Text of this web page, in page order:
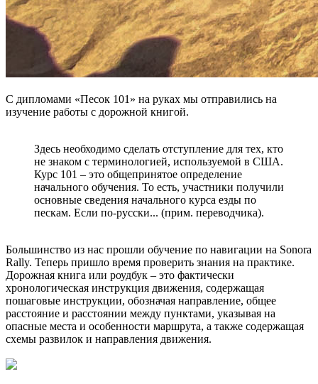
С дипломами «Песок 101» на руках мы отправились на
изучение работы с дорожной книгой.
Здесь необходимо сделать отступление для тех, кто
не знаком с терминологией, используемой в США.
Курс 101 – это общепринятое определение
начального обучения. То есть, участники получили
основные сведения начального курса езды по
пескам. Если по-русски... (прим. переводчика).
Большинство из нас прошли обучение по навигации на Sonora
Rally. Теперь пришло время проверить знания на практике.
Дорожная книга или роудбук – это фактически
хронологическая инструкция движения, содержащая
пошаговые инструкции, обозначая направление, общее
расстояние и расстоянии между пунктами, указывая на
опасные места и особенности маршрута, а также содержащая
схемы развилок и направления движения.